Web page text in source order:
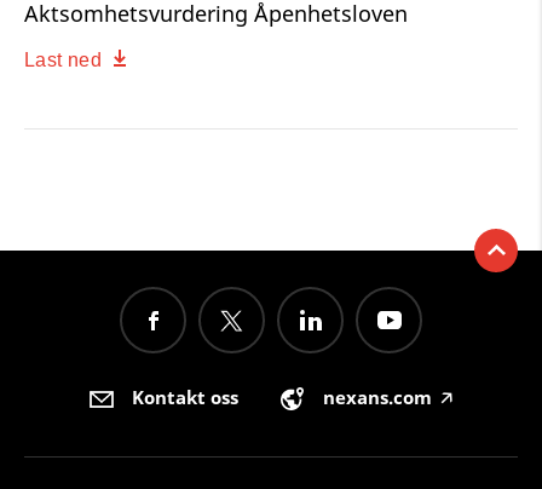
Aktsomhetsvurdering Åpenhetsloven
Last ned
Kontakt oss nexans.com 🡥